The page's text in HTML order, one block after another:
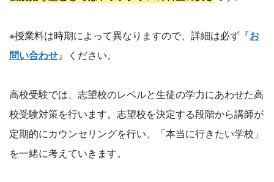
※授業料は時期によって異なりますので、詳細は必ず『お
問い合わせ』ください。
高校受験では、志望校のレベルと生徒の学力にあわせた高
校受験対策を行います。志望校を決定する段階から講師が
定期的にカウンセリングを行い、「本当に行きたい学校」
を一緒に考えていきます。